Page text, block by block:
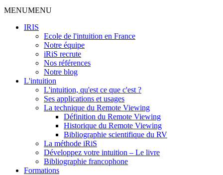
MENUMENU
IRIS
Ecole de l'intuition en France
Notre équipe
iRiS recrute
Nos références
Notre blog
L'intuition
L'intuition, qu'est ce que c'est ?
Ses applications et usages
La technique du Remote Viewing
Définition du Remote Viewing
Historique du Remote Viewing
Bibliographie scientifique du RV
La méthode iRiS
Développez votre intuition – Le livre
Bibliographie francophone
Formations